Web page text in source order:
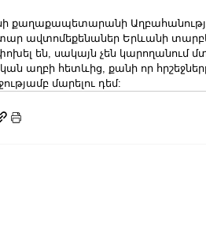
քաղաքապետարանի
ավտոմեքենաներ Երևանի
են, սակայն չեն կարողանում
աղբի հետևից, քանի որ
մարելու դեմ: